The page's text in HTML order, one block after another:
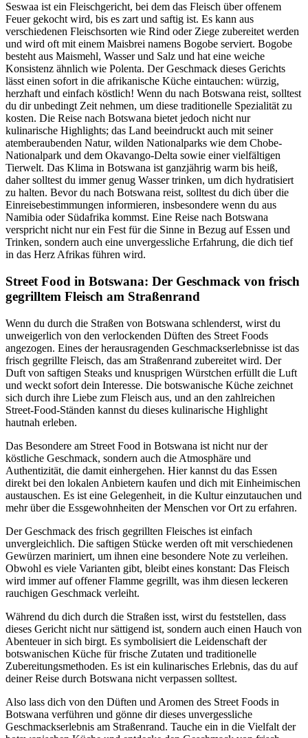
Seswaa ist ein Fleischgericht, bei dem das Fleisch über offenem
Feuer gekocht wird, bis es zart und saftig ist. Es kann aus
verschiedenen Fleischsorten wie Rind oder Ziege zubereitet werden
und wird oft mit einem Maisbrei namens Bogobe serviert. Bogobe
besteht aus Maismehl, Wasser und Salz und hat eine weiche
Konsistenz ähnlich wie Polenta. Der Geschmack dieses Gerichts
lässt einen sofort in die afrikanische Küche eintauchen: würzig,
herzhaft und einfach köstlich! Wenn du nach Botswana reist, solltest
du dir unbedingt Zeit nehmen, um diese traditionelle Spezialität zu
kosten. Die Reise nach Botswana bietet jedoch nicht nur
kulinarische Highlights; das Land beeindruckt auch mit seiner
atemberaubenden Natur, wilden Nationalparks wie dem Chobe-
Nationalpark und dem Okavango-Delta sowie einer vielfältigen
Tierwelt. Das Klima in Botswana ist ganzjährig warm bis heiß,
daher solltest du immer genug Wasser trinken, um dich hydratisiert
zu halten. Bevor du nach Botswana reist, solltest du dich über die
Einreisebestimmungen informieren, insbesondere wenn du aus
Namibia oder Südafrika kommst. Eine Reise nach Botswana
verspricht nicht nur ein Fest für die Sinne in Bezug auf Essen und
Trinken, sondern auch eine unvergessliche Erfahrung, die dich tief
in das Herz Afrikas führen wird.
Street Food in Botswana: Der Geschmack von frisch
gegrilltem Fleisch am Straßenrand
Wenn du durch die Straßen von Botswana schlenderst, wirst du
unweigerlich von den verlockenden Düften des Street Foods
angezogen. Eines der herausragenden Geschmackserlebnisse ist das
frisch gegrillte Fleisch, das am Straßenrand zubereitet wird. Der
Duft von saftigen Steaks und knusprigen Würstchen erfüllt die Luft
und weckt sofort dein Interesse. Die botswanische Küche zeichnet
sich durch ihre Liebe zum Fleisch aus, und an den zahlreichen
Street-Food-Ständen kannst du dieses kulinarische Highlight
hautnah erleben.
Das Besondere am Street Food in Botswana ist nicht nur der
köstliche Geschmack, sondern auch die Atmosphäre und
Authentizität, die damit einhergehen. Hier kannst du das Essen
direkt bei den lokalen Anbietern kaufen und dich mit Einheimischen
austauschen. Es ist eine Gelegenheit, in die Kultur einzutauchen und
mehr über die Essgewohnheiten der Menschen vor Ort zu erfahren.
Der Geschmack des frisch gegrillten Fleisches ist einfach
unvergleichlich. Die saftigen Stücke werden oft mit verschiedenen
Gewürzen mariniert, um ihnen eine besondere Note zu verleihen.
Obwohl es viele Varianten gibt, bleibt eines konstant: Das Fleisch
wird immer auf offener Flamme gegrillt, was ihm diesen leckeren
rauchigen Geschmack verleiht.
Während du dich durch die Straßen isst, wirst du feststellen, dass
dieses Gericht nicht nur sättigend ist, sondern auch einen Hauch von
Abenteuer in sich birgt. Es symbolisiert die Leidenschaft der
botswanischen Küche für frische Zutaten und traditionelle
Zubereitungsmethoden. Es ist ein kulinarisches Erlebnis, das du auf
deiner Reise durch Botswana nicht verpassen solltest.
Also lass dich von den Düften und Aromen des Street Foods in
Botswana verführen und gönne dir dieses unvergessliche
Geschmackserlebnis am Straßenrand. Tauche ein in die Vielfalt der